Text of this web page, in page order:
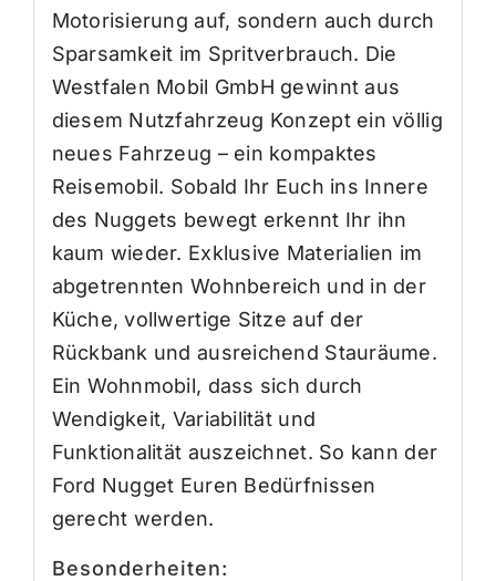
Motorisierung auf, sondern auch durch
Sparsamkeit im Spritverbrauch. Die
Westfalen Mobil GmbH gewinnt aus
diesem Nutzfahrzeug Konzept ein völlig
neues Fahrzeug – ein kompaktes
Reisemobil. Sobald Ihr Euch ins Innere
des Nuggets bewegt erkennt Ihr ihn
kaum wieder. Exklusive Materialien im
abgetrennten Wohnbereich und in der
Küche, vollwertige Sitze auf der
Rückbank und ausreichend Stauräume.
Ein Wohnmobil, dass sich durch
Wendigkeit, Variabilität und
Funktionalität auszeichnet. So kann der
Ford Nugget Euren Bedürfnissen
gerecht werden.
Besonderheiten: